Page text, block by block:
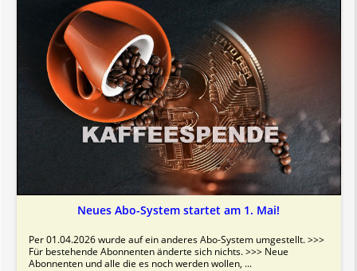
Neues Abo-System startet am 1. Mai!
Per 01.04.2026 wurde auf ein anderes Abo-System umgestellt. >>>
Für bestehende Abonnenten änderte sich nichts. >>> Neue
Abonnenten und alle die es noch werden wollen, ...